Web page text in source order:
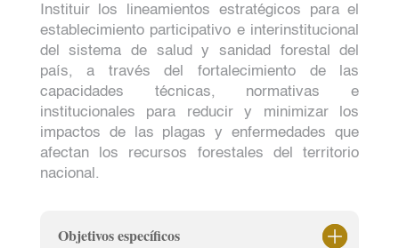
Instituir los lineamientos estratégicos para el
establecimiento participativo e interinstitucional
del sistema de salud y sanidad forestal del
país, a través del fortalecimiento de las
capacidades técnicas, normativas e
institucionales para reducir y minimizar los
impactos de las plagas y enfermedades que
afectan los recursos forestales del territorio
nacional.
Objetivos específicos